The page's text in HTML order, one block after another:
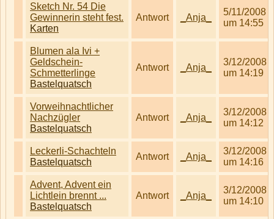
Sketch Nr. 54 Die
Gewinnerin steht fest.
Karten
Antwort _Anja_
5/11/2008
um 14:55
Blumen ala Ivi +
Geldschein-
Schmetterlinge
Bastelquatsch
Antwort _Anja_
3/12/2008
um 14:19
Vorweihnachtlicher
Nachzügler
Bastelquatsch
Antwort _Anja_
3/12/2008
um 14:12
Leckerli-Schachteln
Bastelquatsch
Antwort _Anja_
3/12/2008
um 14:16
Advent, Advent ein
Lichtlein brennt ...
Bastelquatsch
Antwort _Anja_
3/12/2008
um 14:10